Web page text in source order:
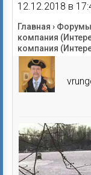
12.12.2018 в
Главная › Форумы
компания
компания